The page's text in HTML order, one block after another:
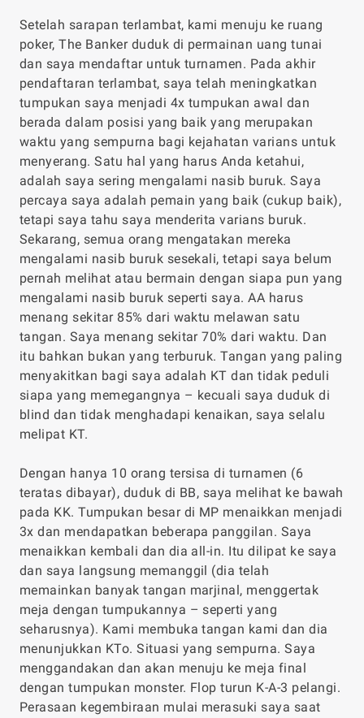
Setelah sarapan terlambat, kami menuju ke ruang
poker, The Banker duduk di permainan uang tunai
dan saya mendaftar untuk turnamen. Pada akhir
pendaftaran terlambat, saya telah meningkatkan
tumpukan saya menjadi 4x tumpukan awal dan
berada dalam posisi yang baik yang merupakan
waktu yang sempurna bagi kejahatan varians untuk
menyerang. Satu hal yang harus Anda ketahui,
adalah saya sering mengalami nasib buruk. Saya
percaya saya adalah pemain yang baik (cukup baik),
tetapi saya tahu saya menderita varians buruk.
Sekarang, semua orang mengatakan mereka
mengalami nasib buruk sesekali, tetapi saya belum
pernah melihat atau bermain dengan siapa pun yang
mengalami nasib buruk seperti saya. AA harus
menang sekitar 85% dari waktu melawan satu
tangan. Saya menang sekitar 70% dari waktu. Dan
itu bahkan bukan yang terburuk. Tangan yang paling
menyakitkan bagi saya adalah KT dan tidak peduli
siapa yang memegangnya – kecuali saya duduk di
blind dan tidak menghadapi kenaikan, saya selalu
melipat KT.
Dengan hanya 10 orang tersisa di turnamen (6
teratas dibayar), duduk di BB, saya melihat ke bawah
pada KK. Tumpukan besar di MP menaikkan menjadi
3x dan mendapatkan beberapa panggilan. Saya
menaikkan kembali dan dia all-in. Itu dilipat ke saya
dan saya langsung memanggil (dia telah
memainkan banyak tangan marjinal, menggertak
meja dengan tumpukannya – seperti yang
seharusnya). Kami membuka tangan kami dan dia
menunjukkan KTo. Situasi yang sempurna. Saya
menggandakan dan akan menuju ke meja final
dengan tumpukan monster. Flop turun K-A-3 pelangi.
Perasaan kegembiraan mulai merasuki saya saat